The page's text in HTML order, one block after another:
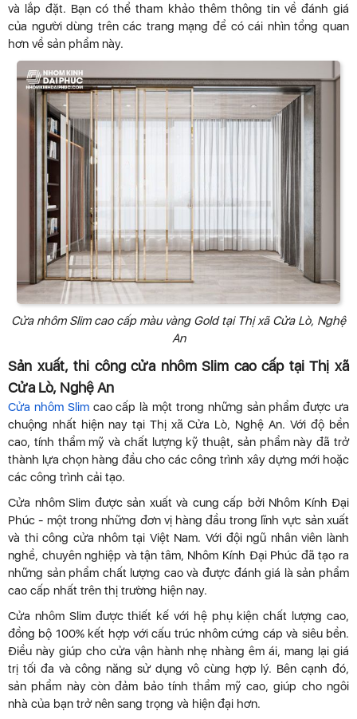
và lắp đặt. Bạn có thể tham khảo thêm thông tin về đánh giá
của người dùng trên các trang mạng để có cái nhìn tổng quan
hơn về sản phẩm này.
Cửa nhôm Slim cao cấp màu vàng Gold tại Thị xã Cửa Lò, Nghệ
An
Sản xuất, thi công cửa nhôm Slim cao cấp tại Thị xã
Cửa Lò, Nghệ An
Cửa nhôm Slimcao cấp là một trong những sản phẩm được ưa
chuộng nhất hiện nay tại Thị xã Cửa Lò, Nghệ An. Với độ bền
cao, tính thẩm mỹ và chất lượng kỹ thuật, sản phẩm này đã trở
thành lựa chọn hàng đầu cho các công trình xây dựng mới hoặc
các công trình cải tạo.
Cửa nhôm Slim được sản xuất và cung cấp bởi Nhôm Kính Đại
Phúc - một trong những đơn vị hàng đầu trong lĩnh vực sản xuất
và thi công cửa nhôm tại Việt Nam. Với đội ngũ nhân viên lành
nghề, chuyên nghiệp và tận tâm, Nhôm Kính Đại Phúc đã tạo ra
những sản phẩm chất lượng cao và được đánh giá là sản phẩm
cao cấp nhất trên thị trường hiện nay.
Cửa nhôm Slim được thiết kế với hệ phụ kiện chất lượng cao,
đồng bộ 100% kết hợp với cấu trúc nhôm cứng cáp và siêu bền.
Điều này giúp cho cửa vận hành nhẹ nhàng êm ái, mang lại giá
trị tối đa và công năng sử dụng vô cùng hợp lý. Bên cạnh đó,
sản phẩm này còn đảm bảo tính thẩm mỹ cao, giúp cho ngôi
nhà của bạn trở nên sang trọng và hiện đại hơn.